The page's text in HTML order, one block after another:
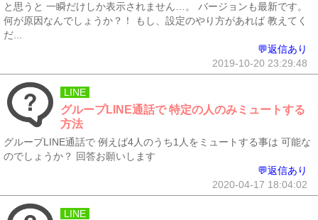
と思うと 一瞬だけしか表示されません…。 バージョンも最新です。
何が原因なんでしょうか？！ もし、設定のやり方があれば 教えてく
だ...
💬返信あり
2019-10-20 23:29:48
LINE
グループLINE通話で 特定の人のみミュートする
方法
グループLINE通話で 例えば4人のうち1人をミュートする事は 可能な
のでしょうか？ 回答お願いします
💬返信あり
2020-04-17 18:04:02
LINE